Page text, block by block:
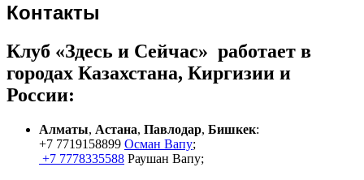
Контакты
Клуб «Здесь и Сейчас» работает в
городах Казахстана, Киргизии и
России:
Алматы, Астана, Павлодар, Бишкек:
+7 7719158899 Осман Вапу;
+7 7778335588 Раушан Вапу;